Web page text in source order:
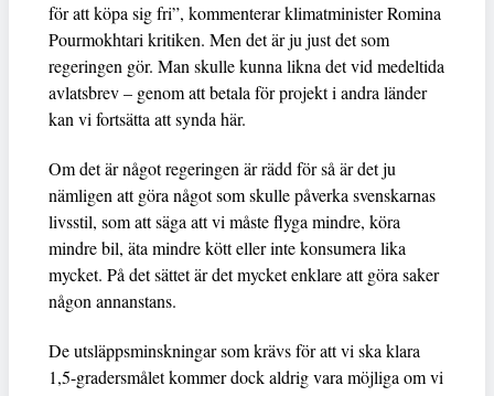
för att köpa sig fri”, kommenterar klimatminister Romina
Pourmokhtari kritiken. Men det är ju just det som
regeringen gör. Man skulle kunna likna det vid medeltida
avlatsbrev – genom att betala för projekt i andra länder
kan vi fortsätta att synda här.
Om det är något regeringen är rädd för så är det ju
nämligen att göra något som skulle påverka svenskarnas
livsstil, som att säga att vi måste flyga mindre, köra
mindre bil, äta mindre kött eller inte konsumera lika
mycket. På det sättet är det mycket enklare att göra saker
någon annanstans.
De utsläppsminskningar som krävs för att vi ska klara
1,5-gradersmålet kommer dock aldrig vara möjliga om vi